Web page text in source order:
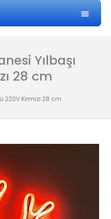
Yılbaşı
28 cm
220V Kırmızı 28 cm